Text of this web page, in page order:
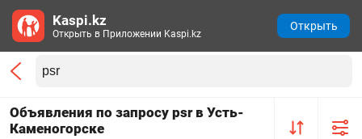
Объявления по запросу psr в Усть-
Каменогорске
Kaspi.kz
Открыть в Приложении Kaspi.kz
Открыть